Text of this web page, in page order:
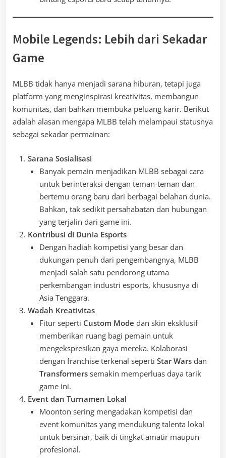
Mobile Legends: Lebih dari Sekadar
Game
MLBB tidak hanya menjadi sarana hiburan, tetapi juga
platform yang menginspirasi kreativitas, membangun
komunitas, dan bahkan membuka peluang karir. Berikut
adalah alasan mengapa MLBB telah melampaui statusnya
sebagai sekadar permainan:
Sarana Sosialisasi
Banyak pemain menjadikan MLBB sebagai cara
untuk berinteraksi dengan teman-teman dan
bertemu orang baru dari berbagai belahan dunia.
Bahkan, tak sedikit persahabatan dan hubungan
yang terjalin dari game ini.
Kontribusi di Dunia Esports
Dengan hadiah kompetisi yang besar dan
dukungan penuh dari pengembangnya, MLBB
menjadi salah satu pendorong utama
perkembangan industri esports, khususnya di
Asia Tenggara.
Wadah Kreativitas
Fitur seperti Custom Mode dan skin eksklusif
memberikan ruang bagi pemain untuk
mengekspresikan gaya mereka. Kolaborasi
dengan franchise terkenal seperti Star Warsdan
Transformerssemakin memperluas daya tarik
game ini.
Event dan Turnamen Lokal
Moonton sering mengadakan kompetisi dan
event komunitas yang mendukung talenta lokal
untuk bersinar, baik di tingkat amatir maupun
profesional.